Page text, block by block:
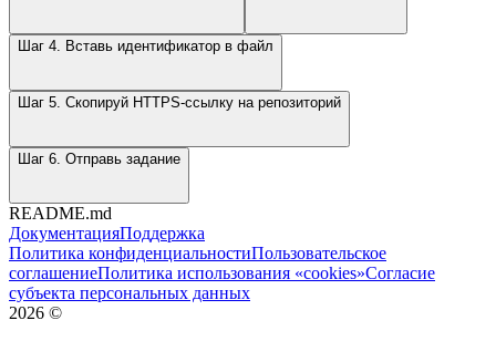
Шаг 4. Вставь идентификатор в файл
Шаг 5. Скопируй HTTPS-ссылку на репозиторий
Шаг 6. Отправь задание
README.md
ДокументацияПоддержка
Политика конфиденциальностиПользовательское
соглашениеПолитика использования «cookies»Согласие
субъекта персональных данных
2026 ©